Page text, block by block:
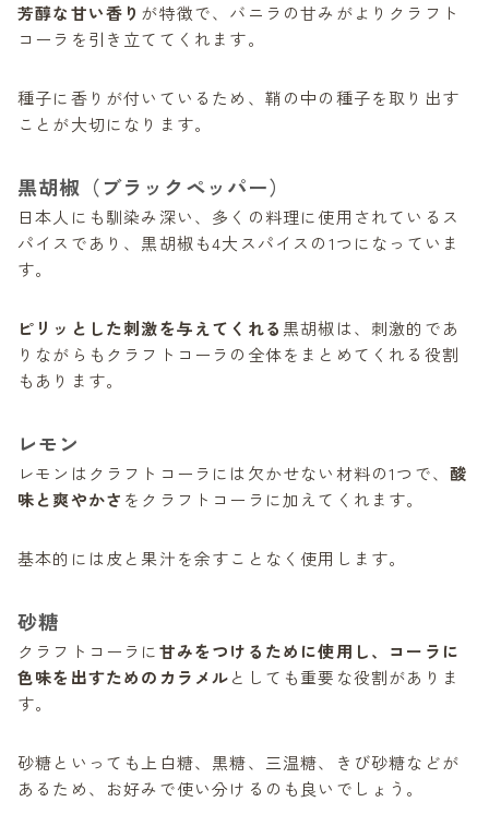
芳醇な甘い香り が特徴で、バニラの甘みがよりクラフト
コーラを引き立ててくれます。
種子に香りが付いているため、鞘の中の種子を取り出す
ことが大切になります。
黒胡椒（ブラックペッパー）
日本人にも馴染み深い、多くの料理に使用されているス
パイスであり、黒胡椒も4大スパイスの1つになっていま
す。
ピリッとした刺激を与えてくれる 黒胡椒は、刺激的であ
りながらもクラフトコーラの全体をまとめてくれる役割
もあります。
レモン
レモンはクラフトコーラには欠かせない材料の1つで、酸
味と爽やかさ をクラフトコーラに加えてくれます。
基本的には皮と果汁を余すことなく使用します。
砂糖
クラフトコーラに甘みをつけるために使用し、コーラに
色味を出すためのカラメルとしても重要な役割がありま
す。
砂糖といっても上白糖、黒糖、三温糖、きび砂糖などが
あるため、お好みで使い分けるのも良いでしょう。